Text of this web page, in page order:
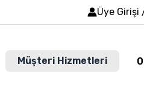
Üye Girişi
Müşteri Hizmetleri 0